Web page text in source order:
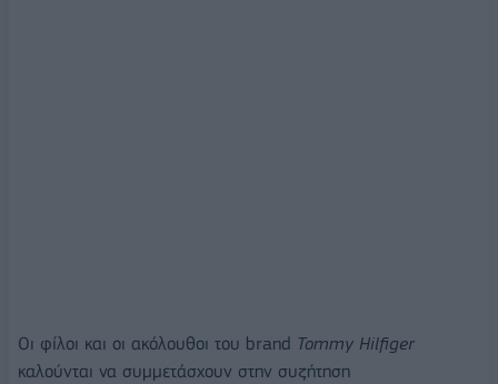
Οι φίλοι και οι ακόλουθοι του brand Tommy Hilfiger
καλούνται να συμμετάσχουν στην συζήτηση